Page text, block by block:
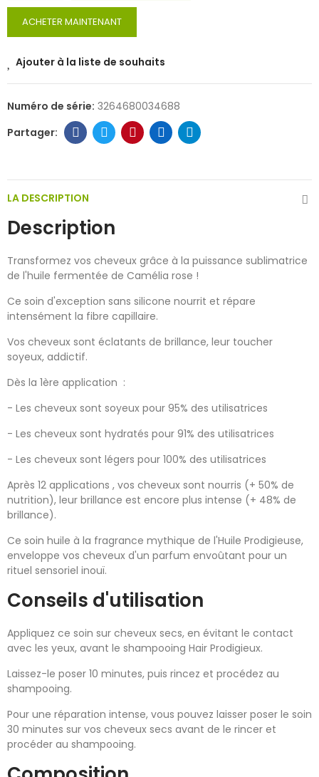
ACHETER MAINTENANT
Ajouter à la liste de souhaits
Numéro de série: 3264680034688
LA DESCRIPTION
Description
Transformez vos cheveux grâce à la puissance sublimatrice
de l'huile fermentée de Camélia rose !
Ce soin d'exception sans silicone nourrit et répare
intensément la fibre capillaire.
Vos cheveux sont éclatants de brillance, leur toucher
soyeux, addictif.
Dès la 1ère application :
- Les cheveux sont soyeux pour 95% des utilisatrices
- Les cheveux sont hydratés pour 91% des utilisatrices
- Les cheveux sont légers pour 100% des utilisatrices
Après 12 applications , vos cheveux sont nourris (+ 50% de
nutrition), leur brillance est encore plus intense (+ 48% de
brillance).
Ce soin huile à la fragrance mythique de l'Huile Prodigieuse,
enveloppe vos cheveux d'un parfum envoûtant pour un
rituel sensoriel inouï.
Conseils d'utilisation
Appliquez ce soin sur cheveux secs, en évitant le contact
avec les yeux, avant le shampooing Hair Prodigieux.
Laissez-le poser 10 minutes, puis rincez et procédez au
shampooing.
Pour une réparation intense, vous pouvez laisser poser le soin
30 minutes sur vos cheveux secs avant de le rincer et
procéder au shampooing.